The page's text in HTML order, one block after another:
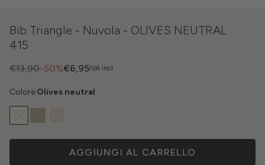
Bib Triangle - Nuvola - OLIVES NEUTRAL
415
IVA incl.
-50%
€13,90 €6,95
Colore:Olives neutral
AGGIUNGI AL CARRELLO